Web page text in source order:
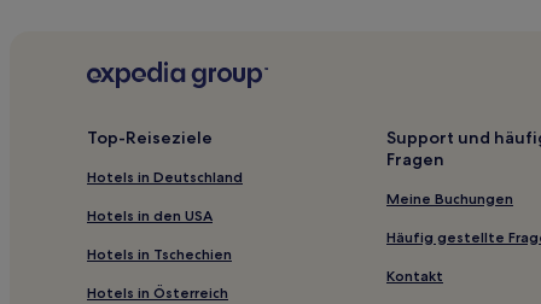
Hotels mit inbegriffenem Frühstück in Prato
Hotels nahe Le Pavoniere
La Villa Hotels
Ciciana Hotels
Fiano Hotels
San Donato Hotels
Top-Reiseziele
Hotels in Deutschland
Hotels in den USA
Hotels in Tschechien
Hotels in Österreich
Support und
Fragen
Meine Buchungen
Häufig gestellte
Kontakt